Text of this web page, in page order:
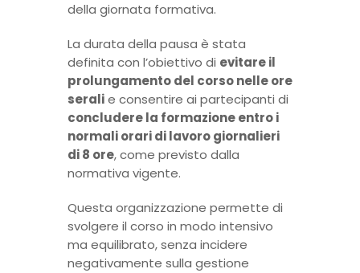
della giornata formativa.
La durata della pausa è stata
definita con l’obiettivo di evitare il
prolungamento del corso nelle ore
seralie consentire ai partecipanti di
concludere la formazione entro i
normali orari di lavoro giornalieri
di 8 ore, come previsto dalla
normativa vigente.
Questa organizzazione permette di
svolgere il corso in modo intensivo
ma equilibrato, senza incidere
negativamente sulla gestione